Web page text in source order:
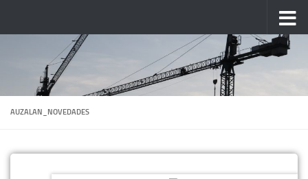
AUZALAN_NOVEDADES